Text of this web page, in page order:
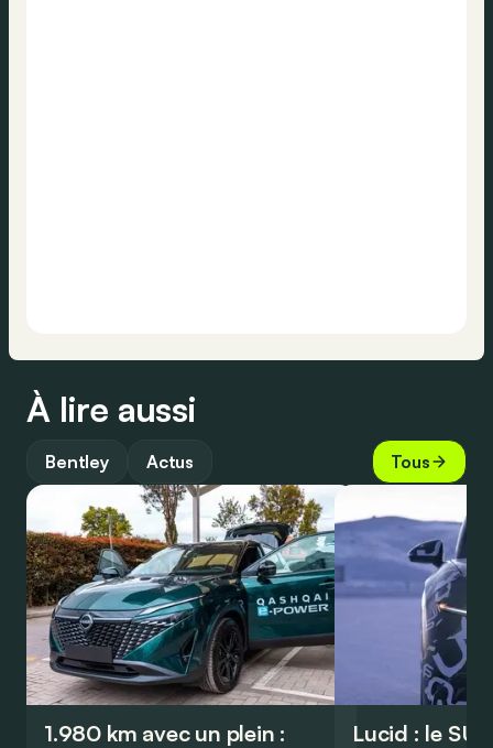
À lire aussi
Bentley Actus Tous
1.980 km avec un plein :
Lucid : le